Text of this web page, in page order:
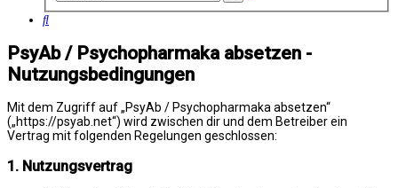
Suche
PsyAb / Psychopharmaka absetzen -
Nutzungsbedingungen
Mit dem Zugriff auf „PsyAb / Psychopharmaka absetzen“
(„https://psyab.net“) wird zwischen dir und dem Betreiber ein
Vertrag mit folgenden Regelungen geschlossen:
1. Nutzungsvertrag